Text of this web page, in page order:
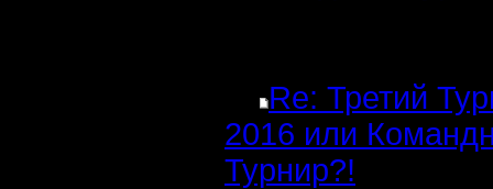
Re: Третий
2016 или
Турнир?!